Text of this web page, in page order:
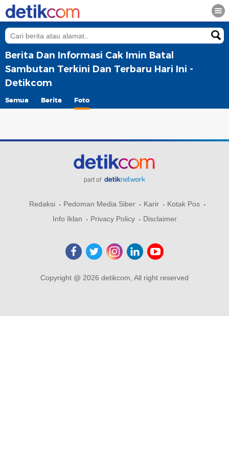
Berita Dan Informasi Cak Imin Batal
Sambutan Terkini Dan Terbaru Hari Ini -
Detikcom
Semua Berita Foto
part of
Redaksi Pedoman Media Siber Karir
Kotak Pos
Info Iklan
Privacy Policy Disclaimer
Copyright @ 2026 detikcom, All right reserved